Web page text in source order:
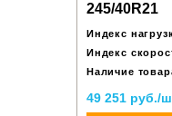
245/40R21
Индекс
Индекс
Наличие
49 251 руб./